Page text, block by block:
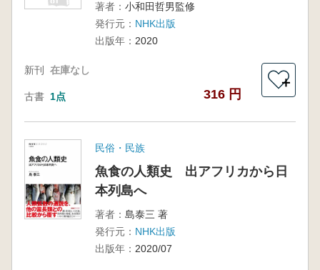
著者： 小和田哲男監修
発行元： NHK出版
出版年： 2020
新刊 在庫なし
古書 1点 316 円
＋
民俗・民族
魚食の人類史 出アフリカから日
本列島へ
著者： 島泰三 著
発行元： NHK出版
出版年： 2020/07